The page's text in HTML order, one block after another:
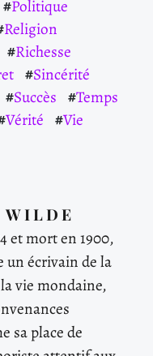
Politique
Religion
Richesse
Sincérité
Succès
Temps
Vérité
Vie
WILDE
et mort en 1900,
un écrivain de la
vie mondaine,
sa place de